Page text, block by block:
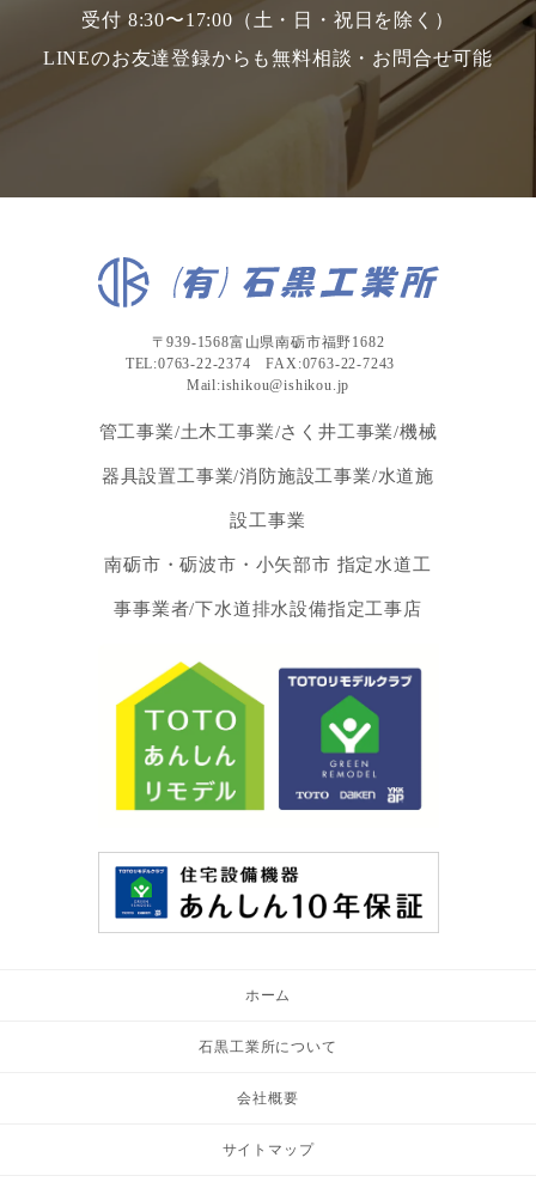
受付 8:30〜17:00（土・日・祝日を除く）
LINEのお友達登録からも無料相談・お問合せ可能
〒939-1568富山県南砺市福野1682
TEL:0763-22-2374 FAX:0763-22-7243
Mail:ishikou@ishikou.jp
管工事業/土木工事業/さく井工事業/機械
器具設置工事業/消防施設工事業/水道施
設工事業
南砺市・砺波市・小矢部市 指定水道工
事事業者/下水道排水設備指定工事店
ホーム
石黒工業所について
会社概要
サイトマップ